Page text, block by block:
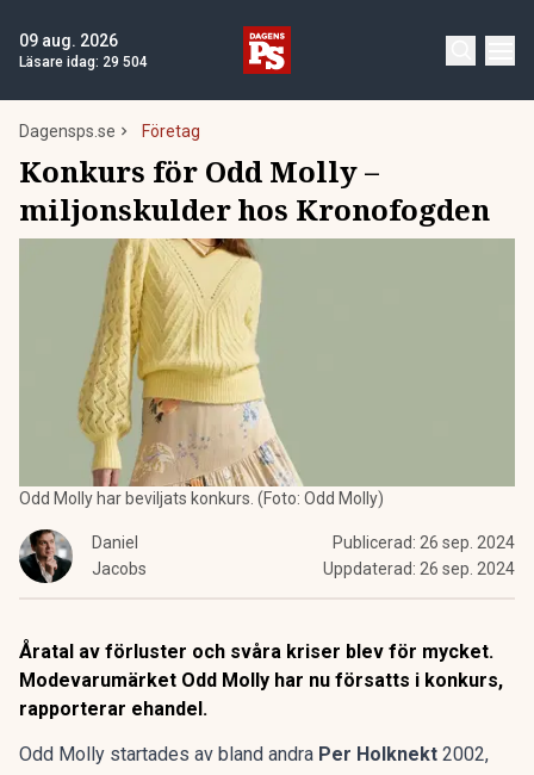
09 aug. 2026
Läsare idag: 29 504
Dagensps.se Företag
Konkurs för Odd Molly –
miljonskulder hos Kronofogden
Odd Molly har beviljats konkurs. (Foto: Odd Molly)
Daniel
Jacobs
Publicerad: 26 sep. 2024
Uppdaterad: 26 sep. 2024
Åratal av förluster och svåra kriser blev för mycket.
Modevarumärket Odd Molly har nu försatts i konkurs,
rapporterar ehandel.
Odd Molly startades av bland andra Per Holknekt 2002,